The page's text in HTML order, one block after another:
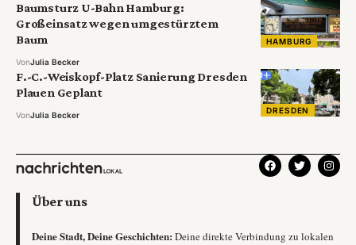
HAMBURG
Baumsturz U-Bahn Hamburg:
Großeinsatz wegen umgestürztem
Baum
VonJulia Becker
DRESDEN
F.-C.-Weiskopf-Platz Sanierung Dresden
Plauen Geplant
VonJulia Becker
Über uns
Deine Stadt, Deine Geschichten: Deine direkte Verbindung zu lokalen